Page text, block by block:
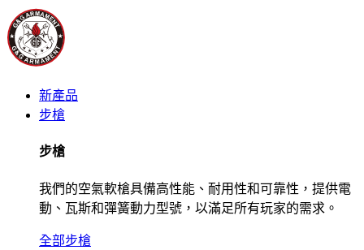
新產品
步槍
步槍
我們的空氣軟槍具備高性能、耐用性和可靠性，提供電
動、瓦斯和彈簧動力型號，以滿足所有玩家的需求。
全部步槍